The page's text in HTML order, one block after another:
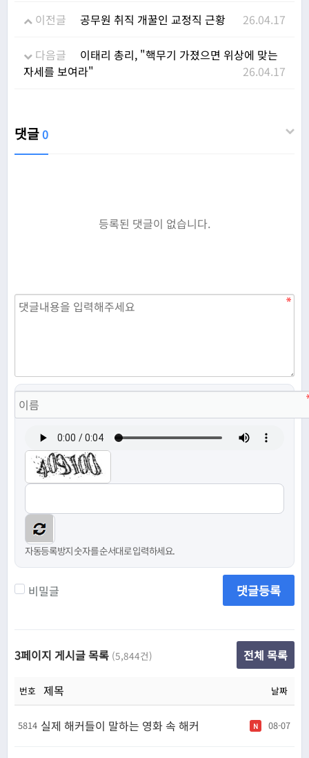
이전글 공무원 취직 개꿀인 교정직 근황 26.04.17
다음글
이태리 총리, "핵무기 가졌으면 위상에 맞는
자세를 보여라"
26.04.17
댓글0
등록된 댓글이 없습니다.
자동등록방지 숫자를 순서대로 입력하세요.
비밀글 댓글등록
3페이지 게시글 목록 (5,844건) 전체 목록
번호 제목 날짜
5814 실제 해커들이 말하는 영화 속 해커 N 08-07